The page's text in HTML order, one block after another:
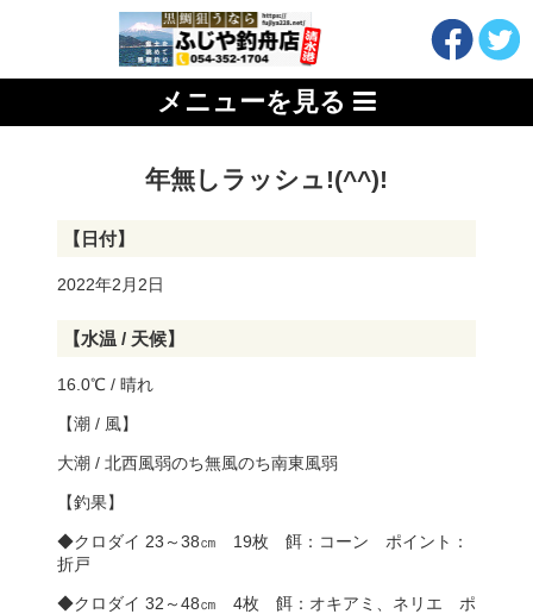
メニューを見る
年無しラッシュ!(^^)!
【日付】
2022年2月2日
【水温 / 天候】
16.0℃ / 晴れ
【潮 / 風】
大潮 / 北西風弱のち無風のち南東風弱
【釣果】
◆クロダイ 23～38㎝ 19枚 餌：コーン ポイント：
折戸
◆クロダイ 32～48㎝ 4枚 餌：オキアミ、ネリエ ポ